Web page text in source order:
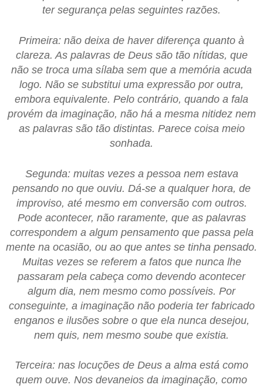
ter segurança pelas seguintes razões.
Primeira: não deixa de haver diferença quanto à
clareza. As palavras de Deus são tão nítidas, que
não se troca uma sílaba sem que a memória acuda
logo. Não se substitui uma expressão por outra,
embora equivalente. Pelo contrário, quando a fala
provém da imaginação, não há a mesma nitidez nem
as palavras são tão distintas. Parece coisa meio
sonhada.
Segunda: muitas vezes a pessoa nem estava
pensando no que ouviu. Dá-se a qualquer hora, de
improviso, até mesmo em conversão com outros.
Pode acontecer, não raramente, que as palavras
correspondem a algum pensamento que passa pela
mente na ocasião, ou ao que antes se tinha pensado.
Muitas vezes se referem a fatos que nunca lhe
passaram pela cabeça como devendo acontecer
algum dia, nem mesmo como possíveis. Por
conseguinte, a imaginação não poderia ter fabricado
enganos e ilusões sobre o que ela nunca desejou,
nem quis, nem mesmo soube que existia.
Terceira: nas locuções de Deus a alma está como
quem ouve. Nos devaneios da imaginação, como